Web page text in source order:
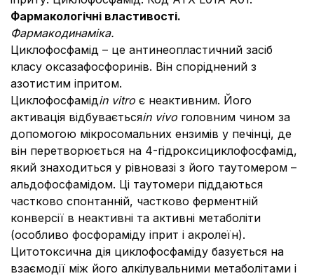
Фармакологічні властивості.
Фармакодинаміка.
Циклофосфамід – це антинеопластичний засіб
класу оксазафосфоринів. Він споріднений з
азотистим іпритом.
Циклофосфамідin vitro є неактивним. Його
активація відбуваєтьсяin vivo головним чином за
допомогою мікросомальних ензимів у печінці, де
він перетворюється на 4-гідроксициклофосфамід,
який знаходиться у рівновазі з його таутомером –
альдофосфамідом. Ці таутомери піддаються
частково спонтанній, частково ферментній
конверсії в неактивні та активні метаболіти
(особливо фосфораміду іприт і акролеїн).
Цитотоксична дія циклофосфаміду базується на
взаємодії між його алкілувальними метаболітами і